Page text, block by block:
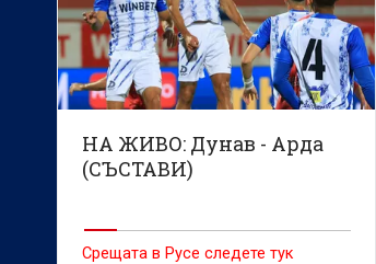
НА ЖИВО: Дунав - Арда
(СЪСТАВИ)
Срещата в Русе следете тук